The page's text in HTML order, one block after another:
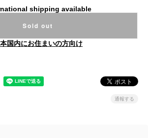
shipping available
Sold out
国内にお住まいの方向け
通報する